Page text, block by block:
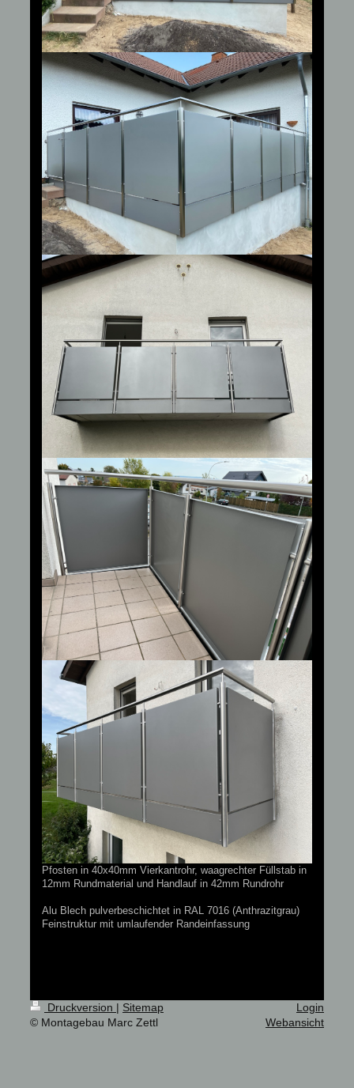
Pfosten in 40x40mm Vierkantrohr, waagrechter Füllstab in
12mm Rundmaterial und Handlauf in 42mm Rundrohr
Alu Blech pulverbeschichtet in RAL 7016 (Anthrazitgrau)
Feinstruktur mit umlaufender Randeinfassung
Druckversion | Sitemap
© Montagebau Marc Zettl
Login
Webansicht